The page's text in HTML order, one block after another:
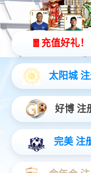
上一篇：维修案例
上一篇：维修案例